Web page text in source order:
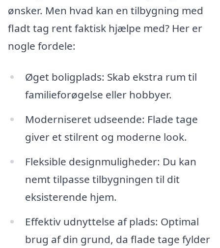
ønsker. Men hvad kan en tilbygning med
fladt tag rent faktisk hjælpe med? Her er
nogle fordele:
Øget boligplads: Skab ekstra rum til
familieforøgelse eller hobbyer.
Moderniseret udseende: Flade tage
giver et stilrent og moderne look.
Fleksible designmuligheder: Du kan
nemt tilpasse tilbygningen til dit
eksisterende hjem.
Effektiv udnyttelse af plads: Optimal
brug af din grund, da flade tage fylder